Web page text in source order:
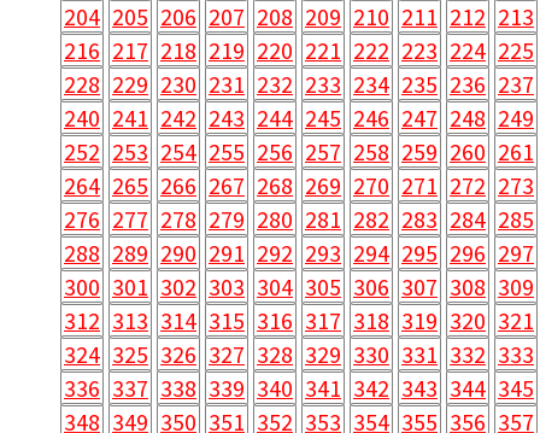
204 205 206 207 208 209 210 211 212 213
216 217 218 219 220 221 222 223 224 225
228 229 230 231 232 233 234 235 236 237
240 241 242 243 244 245 246 247 248 249
252 253 254 255 256 257 258 259 260 261
264 265 266 267 268 269 270 271 272 273
276 277 278 279 280 281 282 283 284 285
288 289 290 291 292 293 294 295 296 297
300 301 302 303 304 305 306 307 308 309
312 313 314 315 316 317 318 319 320 321
324 325 326 327 328 329 330 331 332 333
336 337 338 339 340 341 342 343 344 345
348 349 350 351 352 353 354 355 356 357